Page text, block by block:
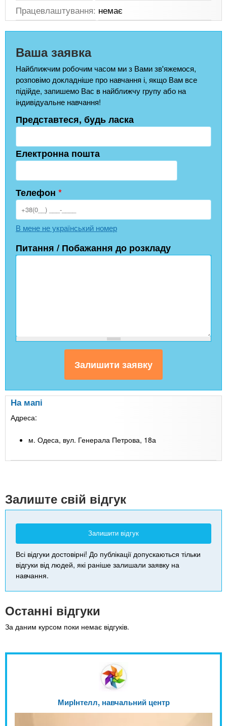
Працевлаштування: немає
Ваша заявка
Найближчим робочим часом ми з Вами зв'яжемося,
розповімо докладніше про навчання і, якщо Вам все
підійде, запишемо Вас в найближчу групу або на
індивідуальне навчання!
Представтеся, будь ласка
Електронна пошта
Телефон *
В мене не український номер
Питання / Побажання до розкладу
На мапі
Адреса:
м. Одеса, вул. Генерала Петрова, 18а
Залиште свій відгук
Залишити відгук
Всі відгуки достовірні! До публікації допускаються тільки
відгуки від людей, які раніше залишали заявку на
навчання.
Останні відгуки
За даним курсом поки немає відгуків.
МирІнтелл, навчальний центр